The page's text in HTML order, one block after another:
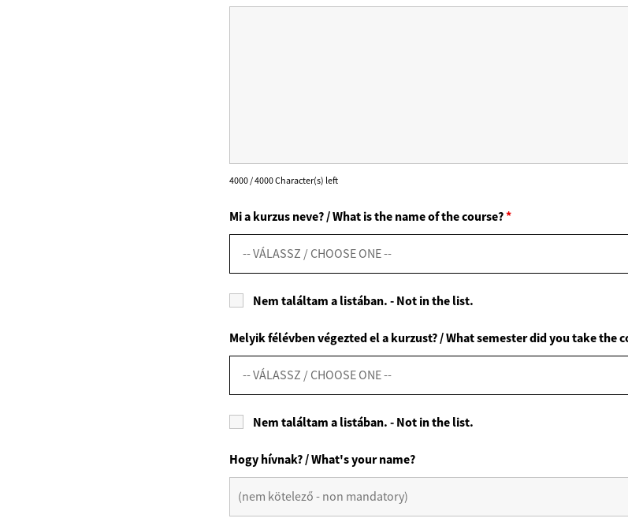
4000 / 4000 Character(s) left
Mi a kurzus neve? / What is the name of the course?*
Nem találtam a listában. - Not in the list.
Melyik félévben végezted el a kurzust? / What semester did you take the
Nem találtam a listában. - Not in the list.
Hogy hívnak? / What's your name?